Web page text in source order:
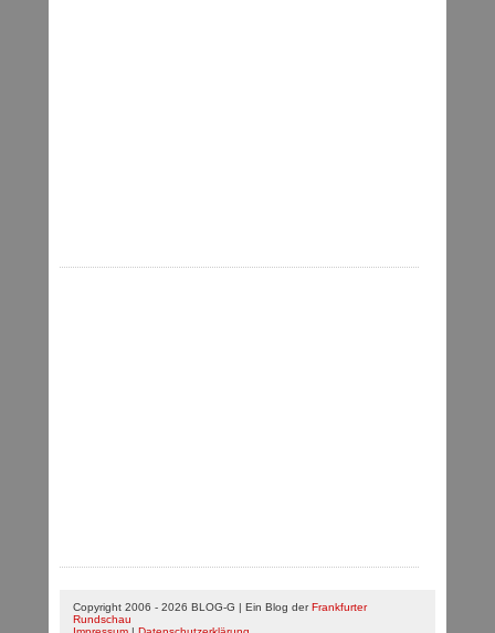
Copyright 2006 - 2026 BLOG-G | Ein Blog derFrankfurter
Rundschau